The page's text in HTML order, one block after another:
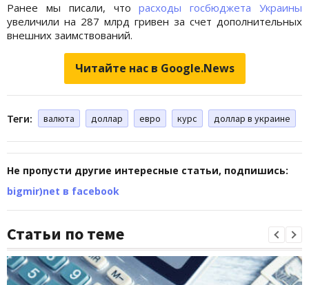
Ранее мы писали, чторасходы госбюджета Украины
увеличили на 287 млрд гривен за счет дополнительных
внешних заимствований.
Читайте нас в Google.News
Теги: валюта доллар евро курс доллар в украине
Не пропусти другие интересные статьи, подпишись:
bigmir)net в facebook
Статьи по теме